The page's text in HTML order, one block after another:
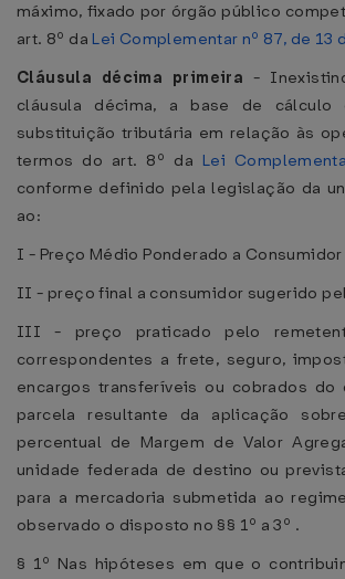
máximo, fixado por órgão público
art. 8º da Lei Complementar nº 87, de 13
Cláusula décima primeira -
cláusula décima, a base de
substituição tributária em relação às
termos do art. 8º da Lei
conforme definido pela legislação da
ao:
I - Preço Médio Ponderado a Consumidor
II - preço final a consumidor sugerido
III - preço praticado pelo
correspondentes a frete, seguro,
encargos transferíveis ou cobrados do
parcela resultante da aplicação
percentual de Margem de Valor
unidade federada de destino ou
para a mercadoria submetida ao
observado o disposto no §§ 1º a 3º .
§ 1º Nas hipóteses em que o